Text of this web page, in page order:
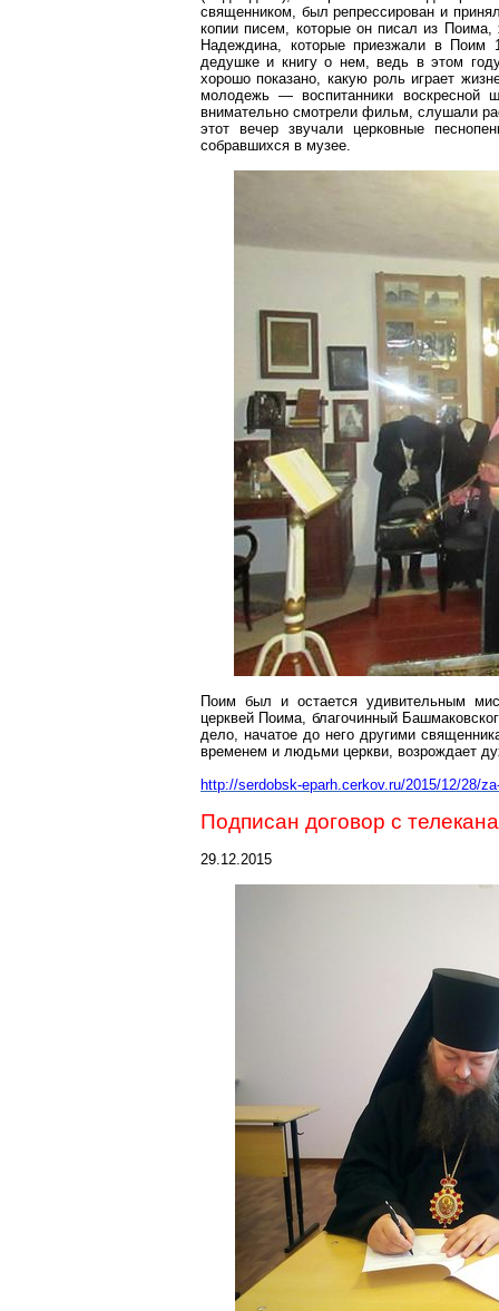
священником, был репрессирован и
копии писем, которые он писализ Поима,
Надеждина, которые приезжали вПоим
дедушке и книгу о нем, ведь в этом
хорошо показано, какую роль играет
молодежь — воспитанники воскресной
внимательно смотрели фильм, слушали
этот вечер звучали церковные
собравшихся в музее.
Поим был и остается удивительным
церквей Поима, благочинный
дело, начатое до него другими
временем и людьми церкви, возрождает
http://serdobsk-eparh.cerkov.ru/2015/12/28/
Подписан договор с
29.12.2015